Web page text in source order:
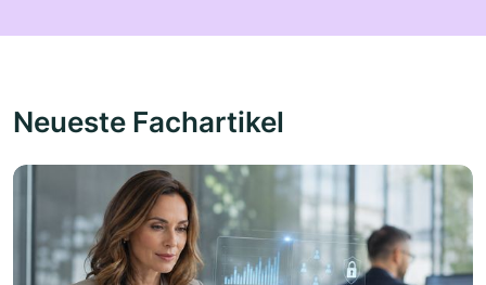
Neueste Fachartikel